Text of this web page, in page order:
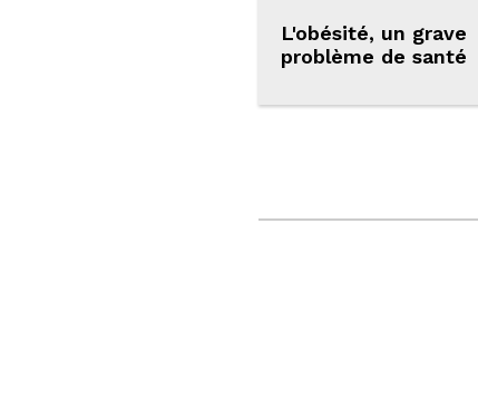
L'obésité, un grave
problème de santé